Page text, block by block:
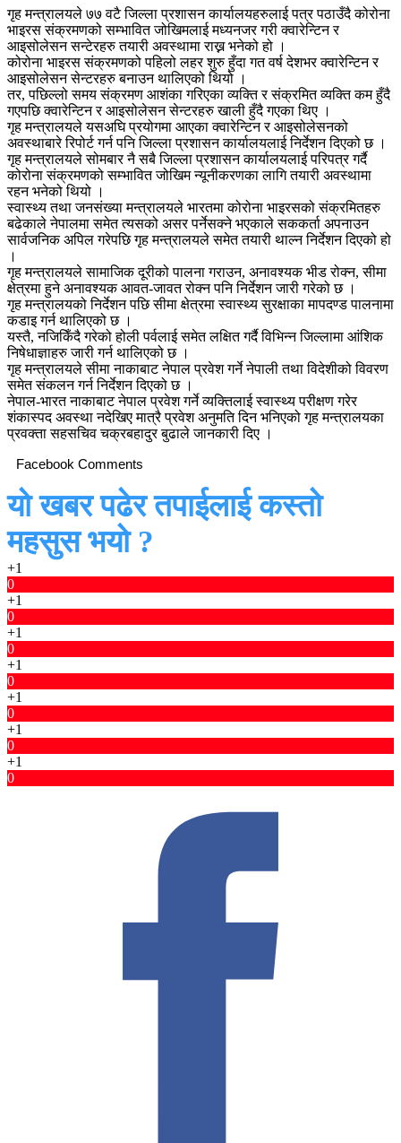
गृह मन्त्रालयले ७७ वटै जिल्ला प्रशासन कार्यालयहरुलाई पत्र पठाउँदै कोरोना
भाइरस संक्रमणको सम्भावित जोखिमलाई मध्यनजर गरी क्वारेन्टिन र
आइसोलेसन सन्टेरहरु तयारी अवस्थामा राख्न भनेको हो ।
कोरोना भाइरस संक्रमणको पहिलो लहर शुरु हुँदा गत वर्ष देशभर क्वारेन्टिन र
आइसोलेसन सेन्टरहरु बनाउन थालिएको थियो ।
तर, पछिल्लो समय संक्रमण आशंका गरिएका व्यक्ति र संक्रमित व्यक्ति कम हुँदै
गएपछि क्वारेन्टिन र आइसोलेसन सेन्टरहरु खाली हुँदै गएका थिए ।
गृह मन्त्रालयले यसअघि प्रयोगमा आएका क्वारेन्टिन र आइसोलेसनको
अवस्थाबारे रिपोर्ट गर्न पनि जिल्ला प्रशासन कार्यालयलाई निर्देशन दिएको छ ।
गृह मन्त्रालयले सोमबार नै सबै जिल्ला प्रशासन कार्यालयलाई परिपत्र गर्दै
कोरोना संक्रमणको सम्भावित जोखिम न्यूनीकरणका लागि तयारी अवस्थामा
रहन भनेको थियो ।
स्वास्थ्य तथा जनसंख्या मन्त्रालयले भारतमा कोरोना भाइरसको संक्रमितहरु
बढेकाले नेपालमा समेत त्यसको असर पर्नेसक्ने भएकाले सककर्ता अपनाउन
सार्वजनिक अपिल गरेपछि गृह मन्त्रालयले समेत तयारी थाल्न निर्देशन दिएको हो
।
गृह मन्त्रालयले सामाजिक दूरीको पालना गराउन, अनावश्यक भीड रोक्न, सीमा
क्षेत्रमा हुने अनावश्यक आवत-जावत रोक्न पनि निर्देशन जारी गरेको छ ।
गृह मन्त्रालयको निर्देशन पछि सीमा क्षेत्रमा स्वास्थ्य सुरक्षाका मापदण्ड पालनामा
कडाइ गर्न थालिएको छ ।
यस्तै, नजिकिँदै गरेको होली पर्वलाई समेत लक्षित गर्दै विभिन्न जिल्लामा आंशिक
निषेधाज्ञाहरु जारी गर्न थालिएको छ ।
गृह मन्त्रालयले सीमा नाकाबाट नेपाल प्रवेश गर्ने नेपाली तथा विदेशीको विवरण
समेत संकलन गर्न निर्देशन दिएको छ ।
नेपाल-भारत नाकाबाट नेपाल प्रवेश गर्ने व्यक्तिलाई स्वास्थ्य परीक्षण गरेर
शंकास्पद अवस्था नदेखिए मात्रै प्रवेश अनुमति दिन भनिएको गृह मन्त्रालयका
प्रवक्ता सहसचिव चक्रबहादुर बुढाले जानकारी दिए ।
Facebook Comments
यो खबर पढेर तपाईलाई कस्तो
महसुस भयो ?
+1
0
+1
0
+1
0
+1
0
+1
0
+1
0
+1
0